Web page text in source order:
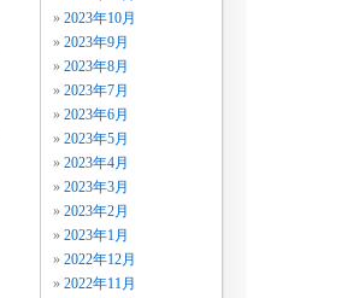
2023年10月
2023年9月
2023年8月
2023年7月
2023年6月
2023年5月
2023年4月
2023年3月
2023年2月
2023年1月
2022年12月
2022年11月